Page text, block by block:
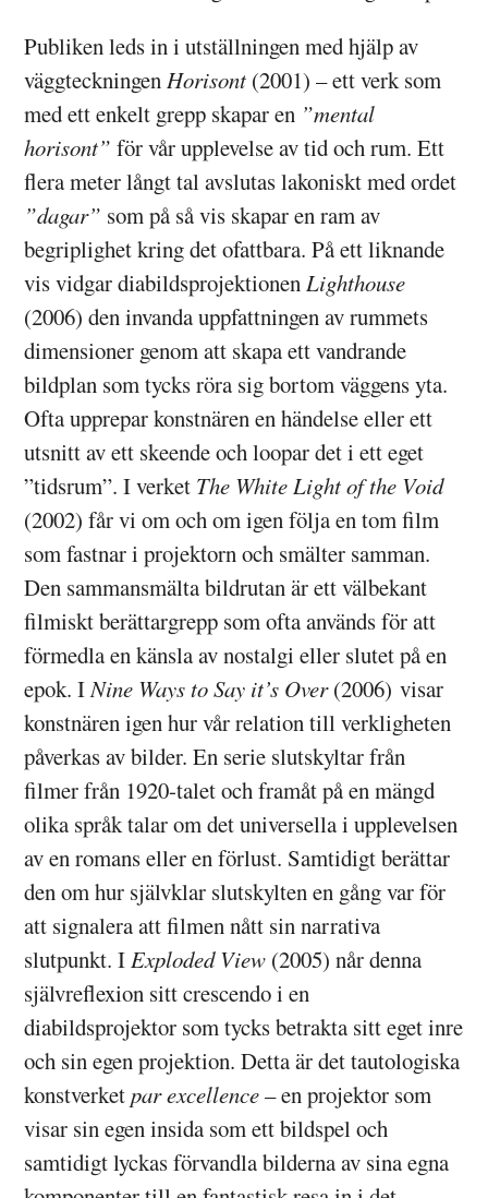
Publiken leds in i utställningen med hjälp av
väggteckningenHorisont (2001) – ett verk som
med ett enkelt grepp skapar en ”mental
horisont” för vår upplevelse av tid och rum. Ett
flera meter långt tal avslutas lakoniskt med ordet
”dagar” som på så vis skapar en ram av
begriplighet kring det ofattbara. På ett liknande
vis vidgar diabildsprojektionenLighthouse
(2006) den invanda uppfattningen av rummets
dimensioner genom att skapa ett vandrande
bildplan som tycks röra sig bortom väggens yta.
Ofta upprepar konstnären en händelse eller ett
utsnitt av ett skeende och loopar det i ett eget
”tidsrum”. I verket The White Light of the Void
(2002) får vi om och om igen följa en tom film
som fastnar i projektorn och smälter samman.
Den sammansmälta bildrutan är ett välbekant
filmiskt berättargrepp som ofta används för att
förmedla en känsla av nostalgi eller slutet på en
epok. INine Ways to Say it’s Over(2006) visar
konstnären igen hur vår relation till verkligheten
påverkas av bilder. En serie slutskyltar från
filmer från 1920-talet och framåt på en mängd
olika språk talar om det universella i upplevelsen
av en romans eller en förlust. Samtidigt berättar
den om hur självklar slutskylten en gång var för
att signalera att filmen nått sin narrativa
slutpunkt. IExploded View (2005) når denna
självreflexion sitt crescendo i en
diabildsprojektor som tycks betrakta sitt eget inre
och sin egen projektion. Detta är det tautologiska
konstverketpar excellence– en projektor som
visar sin egen insida som ett bildspel och
samtidigt lyckas förvandla bilderna av sina egna